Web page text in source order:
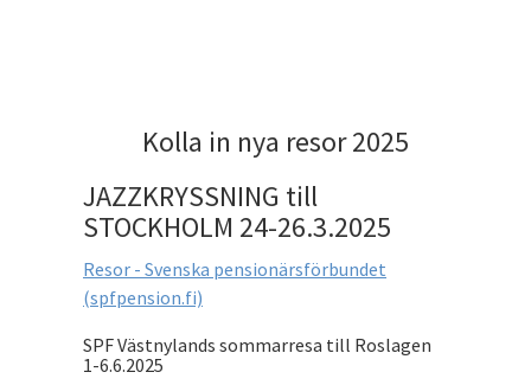
Kolla in nya resor 2025
JAZZKRYSSNING till
STOCKHOLM 24-26.3.2025
Resor - Svenska pensionärsförbundet
(spfpension.fi)
SPF Västnylands sommarresa till Roslagen
1-6.6.2025